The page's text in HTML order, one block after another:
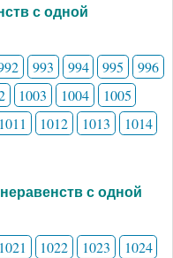
с одной
993 994 995
996
1003 1004
1005
1011 1012 1013
1014
с одной
1021 1022 1023
1024